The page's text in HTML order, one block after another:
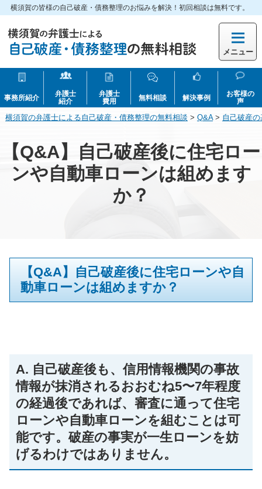
横須賀の皆様の自己破産・債務整理のお悩みを解決！初回相談は無料です。
メニュー
事務所紹介
弁護士
紹介
弁護士
費用
無料相談 解決事例
お客様の
声
横須賀の弁護士による自己破産・債務整理の無料相談 > Q&A> 自己破産
【Q&A】自己破産後に住宅ロー
ンや自動車ローンは組めます
か？
【Q&A】自己破産後に住宅ローンや自
動車ローンは組めますか？
A. 自己破産後も、信用情報機関の事故
情報が抹消されるおおむね5〜7年程度
の経過後であれば、審査に通って住宅
ローンや自動車ローンを組むことは可
能です。破産の事実が一生ローンを妨
げるわけではありません。